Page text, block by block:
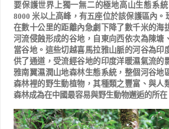
要保護世界上獨一無二的極地高山生態系
8000米以上高峰，有五座位於該保護區內。
在數十公里的距離內急劇下降了數千米的海
河流侵蝕形成的谷地，自東向西依次為陳塘
當谷地。這些切越喜馬拉雅山脈的河谷為印
供了通道，受流經谷地的印度洋暖濕氣流的
雅南翼濕潤山地森林生態系統，整個河谷地
森林裡的野生動植物，其種類之豐富、與人
森林成為在中國最容易與野生動物邂逅的所在